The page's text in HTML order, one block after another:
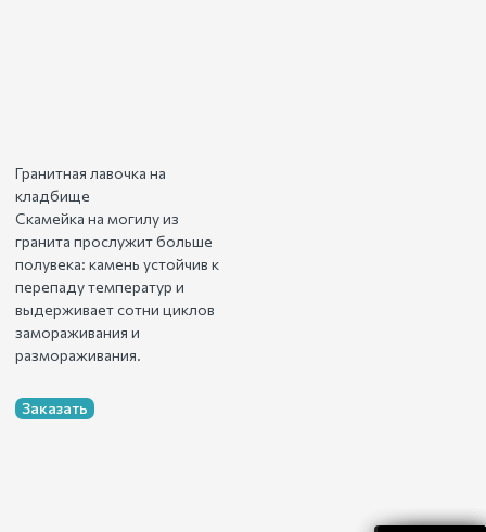
Гранитная лавочка на
кладбище
Скамейка на могилу из
гранита прослужит больше
полувека: камень устойчив к
перепаду температур и
выдерживает сотни циклов
замораживания и
размораживания.
Заказать